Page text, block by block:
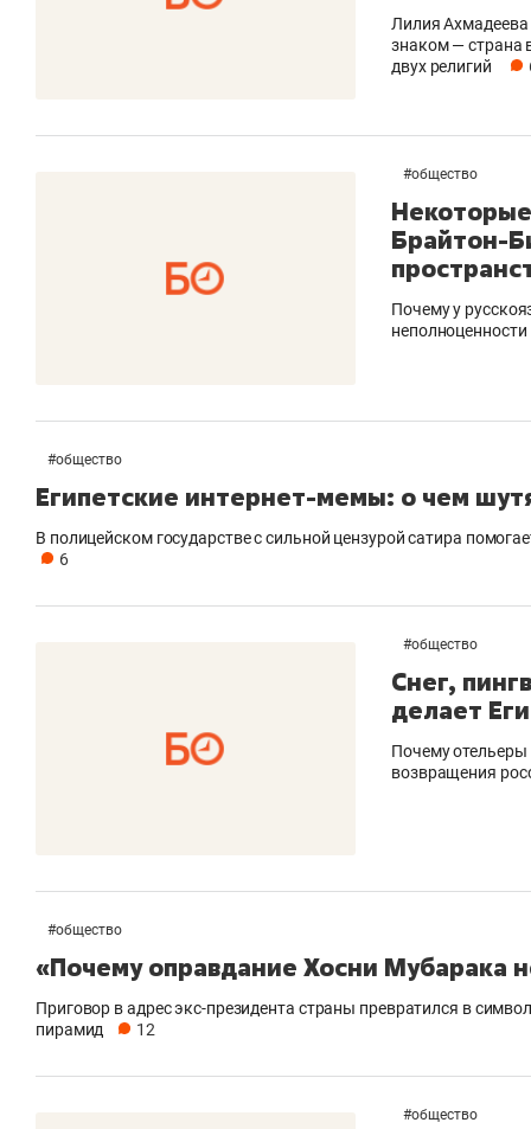
Лилия Ахмадеева
знаком — страна
двух религий
#общество
Брайтон-
Почему у
неполноценности
#общество
Египетские интернет-мемы: о чем
В полицейском государстве с сильной цензурой сатира
6
#общество
Снег,
делает
Почему
возвращения
#общество
«Почему оправдание Хосни Мубарака
Приговор в адрес экс-президента страны превратился в
пирамид
12
#общество